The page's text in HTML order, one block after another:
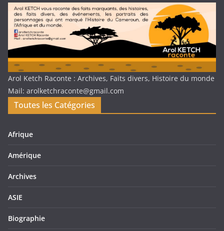
Arol Ketch Raconte : Archives, Faits divers, Histoire du monde
Mail: arolketchraconte@gmail.com
Toutes les Catégories
Afrique
Amérique
Archives
ASIE
Biographie